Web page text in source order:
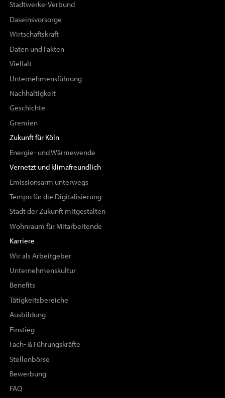
Stadtwerke-Verbund
Daseinsvorsorge
Wirtschaftskraft
Daten und Fakten
Vielfalt
Unternehmensführung
Nachhaltigkeit
Geschichte
Gremien
Zukunft für Köln
Energie- und Wärmewende
Vernetzt und klimafreundlich
Emissionsarm unterwegs
Tempo für die Digitalisierung
Stadt der Zukunft mitgestalten
Wohnraum für Mitarbeitende
Karriere
Wir als Arbeitgeber
Unternehmenskultur
Benefits
Tätigkeitsbereiche
Ausbildung
Einstieg
Fach- & Führungskräfte
Stellenbörse
Bewerbung
FAQ